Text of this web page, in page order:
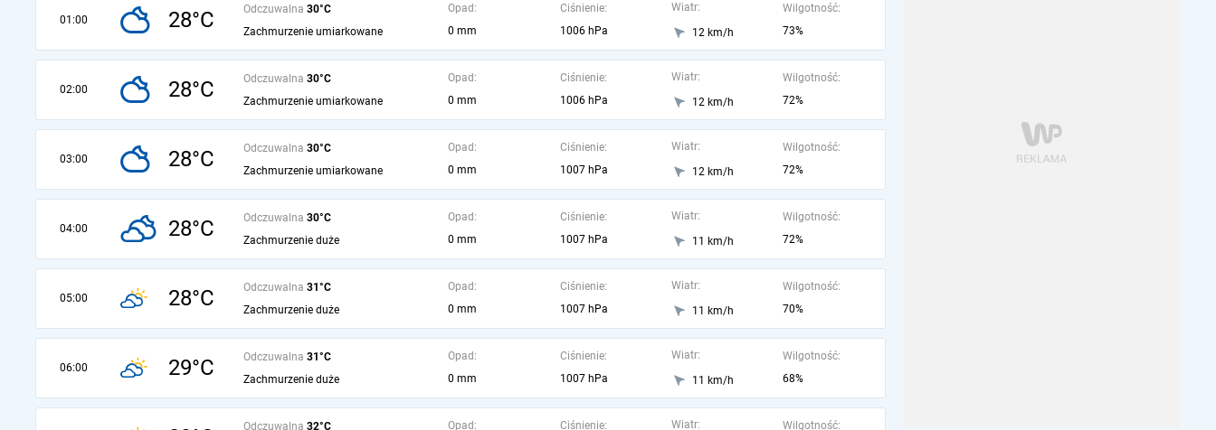
01:00 28°C Odczuwalna 30°C
Zachmurzenie umiarkowane
Opad:
0 mm
Ciśnienie:
1006 hPa
Wiatr:
12 km/h
Wilgotność:
73%
02:00 28°C Odczuwalna 30°C
Zachmurzenie umiarkowane
Opad:
0 mm
Ciśnienie:
1006 hPa
Wiatr:
12 km/h
Wilgotność:
72%
03:00 28°C Odczuwalna 30°C
Zachmurzenie umiarkowane
Opad:
0 mm
Ciśnienie:
1007 hPa
Wiatr:
12 km/h
Wilgotność:
72%
04:00 28°C Odczuwalna 30°C
Zachmurzenie duże
Opad:
0 mm
Ciśnienie:
1007 hPa
Wiatr:
11 km/h
Wilgotność:
72%
05:00 28°C Odczuwalna 31°C
Zachmurzenie duże
Opad:
0 mm
Ciśnienie:
1007 hPa
Wiatr:
11 km/h
Wilgotność:
70%
06:00 29°C Odczuwalna 31°C
Zachmurzenie duże
Opad:
0 mm
Ciśnienie:
1007 hPa
Wiatr:
11 km/h
Wilgotność:
68%
Odczuwalna 32°C
Opad:
Ciśnienie:
Wiatr:
Wilgotność: